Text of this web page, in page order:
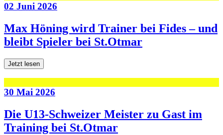
02 Juni 2026
Max Höning wird Trainer bei Fides – und
bleibt Spieler bei St.Otmar
Jetzt lesen
30 Mai 2026
Die U13-Schweizer Meister zu Gast im
Training bei St.Otmar